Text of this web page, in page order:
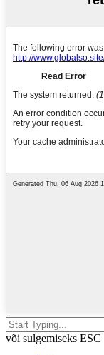
või sulgemiseks ESC